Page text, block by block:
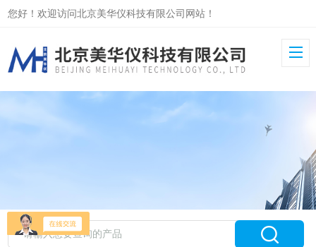
您好！欢迎访问北京美华仪科技有限公司网站！